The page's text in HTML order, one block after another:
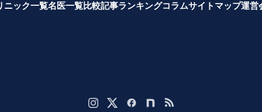
ニック一覧名医一覧比較記事ランキングコラムサイトマップ運営